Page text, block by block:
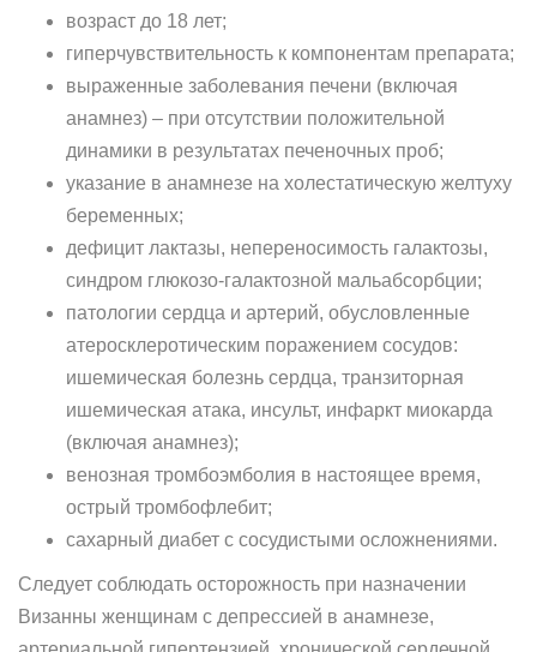
возраст до 18 лет;
гиперчувствительность к компонентам препарата;
выраженные заболевания печени (включая
анамнез) – при отсутствии положительной
динамики в результатах печеночных проб;
указание в анамнезе на холестатическую желтуху
беременных;
дефицит лактазы, непереносимость галактозы,
синдром глюкозо-галактозной мальабсорбции;
патологии сердца и артерий, обусловленные
атеросклеротическим поражением сосудов:
ишемическая болезнь сердца, транзиторная
ишемическая атака, инсульт, инфаркт миокарда
(включая анамнез);
венозная тромбоэмболия в настоящее время,
острый тромбофлебит;
сахарный диабет с сосудистыми осложнениями.
Следует соблюдать осторожность при назначении
Визанны женщинам с депрессией в анамнезе,